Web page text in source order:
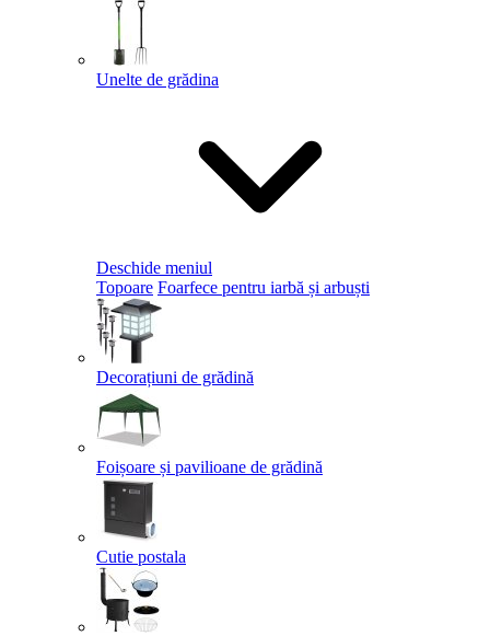
Unelte de grădina
Deschide meniul
Topoare Foarfece pentru iarbă și arbuști
Decorațiuni de grădină
Foișoare și pavilioane de grădină
Cutie postala